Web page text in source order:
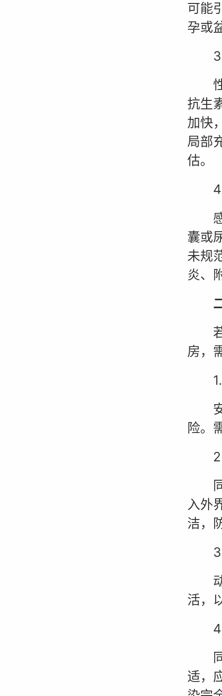
可能
孕或
3.
性
抗生
加快
局部
估。
4.
感
囊或
未规
炎、
二
若
房，
1.
安
险。
2.
同
入外
洁，
3.
动
活，
4.
同
适，